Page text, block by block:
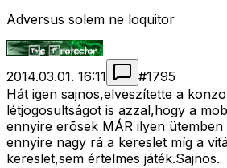
Adversus solem ne loquitor
2014.03.01. 16:11 #1795
Hát igen sajnos,elveszítette a
létjogosultságot is azzal,hogy a
ennyire erõsek MÁR ilyen
ennyire nagy rá a kereslet míg a
kereslet,sem értelmes játék.Sajnos.